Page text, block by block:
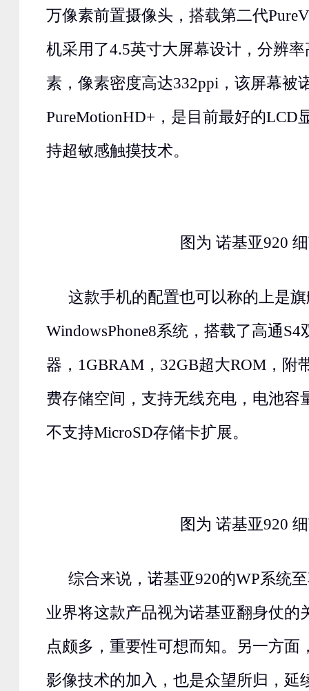
万像素前置摄像头，搭载第二代
机采用了4.5英寸大屏幕设计，分辨率
素，像素密度高达332ppi，该屏幕被
PureMotionHD+，是目前最好的LCD
持超敏感触摸技术。
图为 诺基亚920
这款手机的配置也可以称的上是
WindowsPhone8系统，搭载了高通S4
器，1GBRAM，32GB超大ROM，附
费存储空间，支持无线充电，电池容
不支持MicroSD存储卡扩展。
图为 诺基亚920
综合来说，诺基亚920的WP系统
业界将这款产品视为诺基亚翻身仗的
点颇多，重要性可想而知。另一方面
影像技术的加入，也是众望所归，延